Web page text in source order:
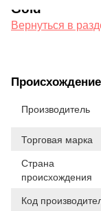
Gold
Вернуться в
Производитель
Торговая марка
Страна
происхождения
Код